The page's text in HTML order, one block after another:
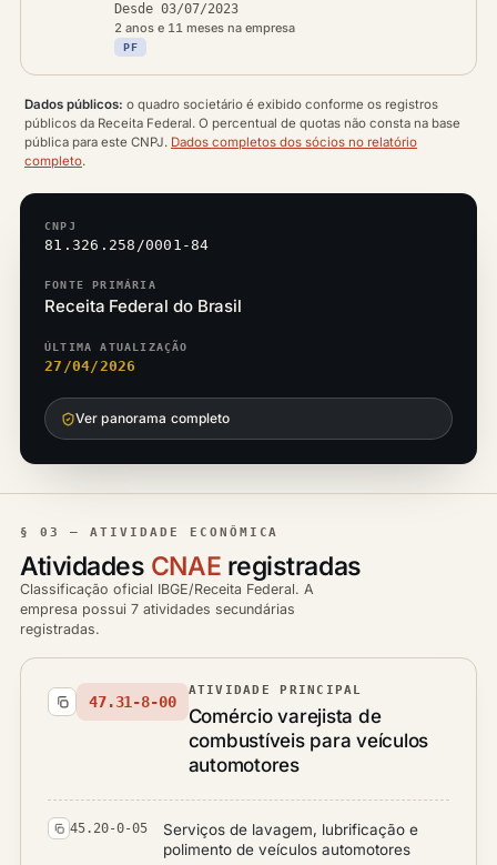
Desde 03/07/2023
2 anos e 11 meses na empresa
PF
Dados públicos: o quadro societário é exibido conforme os registros
públicos da Receita Federal. O percentual de quotas não consta na base
pública para este CNPJ. Dados completos dos sócios no relatório
completo.
CNPJ
81.326.258/0001-84
FONTE PRIMÁRIA
Receita Federal do Brasil
ÚLTIMA ATUALIZAÇÃO
27/04/2026
Ver panorama completo
§ 03 — ATIVIDADE ECONÔMICA
Atividades CNAE registradas
Classificação oficial IBGE/Receita Federal. A
empresa possui 7 atividades secundárias
registradas.
47.31-8-00
ATIVIDADE PRINCIPAL
Comércio varejista de
combustíveis para veículos
automotores
45.20-0-05
Serviços de lavagem, lubrificação e
polimento de veículos automotores